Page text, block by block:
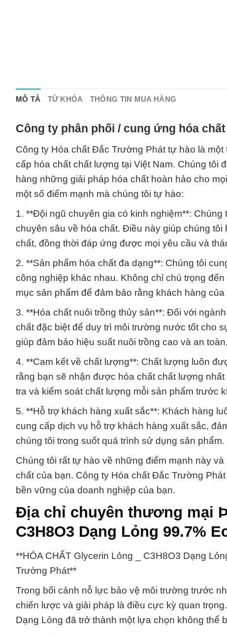
MÔ TẢ TỪ KHÓA THÔNG TIN MUA HÀNG
Công ty phân phối / cung ứng hóa
Công ty Hóa chất Đắc Trường Phát tự hào là
cấp hóa chất chất lượng tại Việt Nam. Chúng tôi
hàng những giải pháp hóa chất hoàn hảo cho
một số điểm mạnh mà chúng tôi tự hào:
1. **Đội ngũ chuyên gia có kinh nghiệm**:
chuyên sâu về hóa chất. Điều này giúp chúng
chất, đồng thời đáp ứng được mọi yêu cầu và
2. **Sản phẩm hóa chất đa dạng**: Chúng tôi
công nghiệp khác nhau. Không chỉ chú trọng
mục sản phẩm để đảm bảo rằng khách hàng
3. **Hóa chất nuôi trồng thủy sản**: Đối với
chất đặc biệt để duy trì môi trường nước tốt cho
giúp đảm bảo hiệu suất nuôi trồng cao và an
4. **Cam kết về chất lượng**: Chất lượng luôn
rằng bạn sẽ nhận được hóa chất chất lượng
tra và kiểm soát chất lượng mỗi sản phẩm trước
5. **Hỗ trợ khách hàng xuất sắc**: Khách hàng
cung cấp dịch vụ hỗ trợ khách hàng xuất sắc,
chúng tôi trong suốt quá trình sử dụng sản phẩm.
Chúng tôi rất tự hào về những điểm mạnh này
chất của bạn. Công ty Hóa chất Đắc Trường
bền vững của doanh nghiệp của bạn.
Địa chỉ chuyên thương mại
C3H8O3 Dạng Lỏng 99.7%
**HÓA CHẤT Glycerin Lỏng _ C3H8O3 Dạng
Trường Phát**
Trong bối cảnh nỗ lực bảo vệ môi trường trước
chiến lược và giải pháp là điều cực kỳ quan
Dạng Lỏng đã trở thành một lựa chọn không thể